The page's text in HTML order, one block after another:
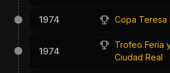
1974 Copa Teresa
1974
Trofeo Feria
Ciudad Real